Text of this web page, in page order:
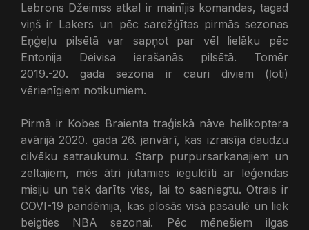
Lebrons Džeimss atkal ir mainījis komandas, tagad
viņš ir Lakers un pēc sarežģītas pirmās sezonas
Eņģeļu pilsētā var sapņot par vēl lielāku pēc
Entonija Deivisa ierašanās pilsētā. Tomēr
2019.-20. gada sezona ir cauri diviem (ļoti)
vērienīgiem notikumiem.
Pirmā ir Kobes Braienta traģiskā nāve helikoptera
avārijā 2020. gada 26. janvārī, kas izraisīja daudzu
cilvēku satraukumu. Starp purpursarkanajiem un
zeltajiem, mēs ātri jūtamies ieguldīti ar leģendas
misiju un tiek darīts viss, lai to sasniegtu. Otrais ir
COVI-19 pandēmija, kas plosās visā pasaulē un liek
beigties NBA sezonai. Pēc mēnešiem ilgas